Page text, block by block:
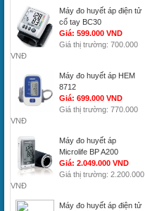
Máy đo huyết áp điện tử
cổ tay BC30
Giá: 599.000 VND
Giá thị trường: 700.000
VNĐ
Máy đo huyết áp HEM
8712
Giá: 699.000 VND
Giá thị trường: 770.000
VNĐ
Máy đo huyết áp
Microlife BP A200
Giá: 2.049.000 VND
Giá thị trường: 2.200.000
VNĐ
Máy đo huyết áp điện tử